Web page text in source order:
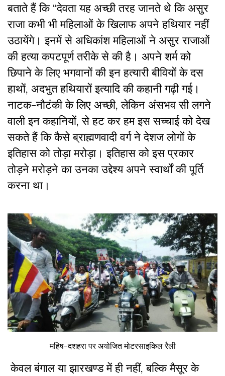
बताते हैं कि “देवता यह अच्छी तरह जानते थे कि असुर
राजा कभी भी महिलाओं के खिलाफ अपने हथियार नहीं
उठायेंगे। इनमें से अधिकांश महिलाओं ने असुर राजाओं
की हत्या कपटपूर्ण तरीके से की है। अपने शर्म को
छिपाने के लिए भगवानों की इन हत्यारी बीवियों के दस
हाथों, अदभुत हथियारों इत्यादि की कहानी गढ़ी गई।
नाटक-नौटंकी के लिए अच्छी, लेकिन अंसभव सी लगने
वाली इन कहानियों, से हट कर हम इस सच्चाई को देख
सकते हैं कि कैसे ब्राह्मणवादी वर्ग ने देशज लोगों के
इतिहास को तोड़ा मरोड़ा। इतिहास को इस प्रकार
तोड़ने मरोड़ने का उनका उद्देश्य अपने स्वार्थों की पूर्ति
करना था।
महिष-दशहरा पर अयोजित मोटरसाइकिल रैली
केवल बंगाल या झारखण्ड में ही नहीं, बल्कि मैसूर के